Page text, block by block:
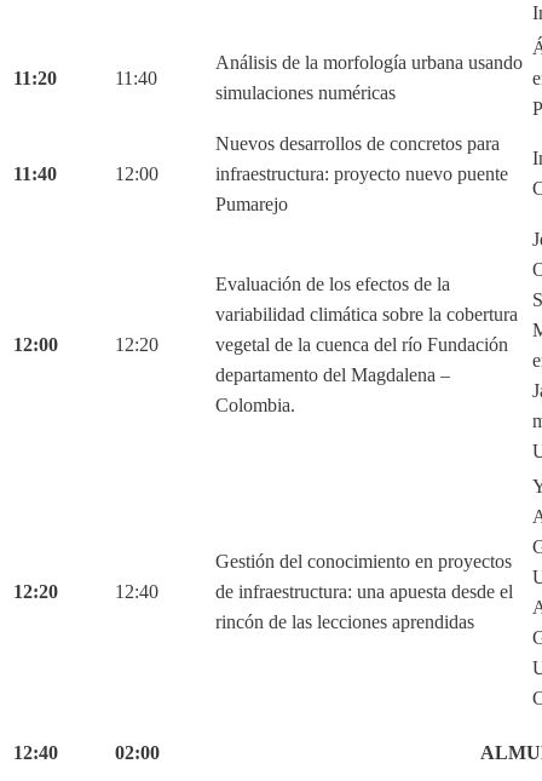
11:20 11:40
Análisis de la morfología urbana usando
simulaciones numéricas
11:40 12:00
Nuevos desarrollos de concretos para
infraestructura: proyecto nuevo puente
Pumarejo
12:00 12:20
Evaluación de los efectos de la
variabilidad climática sobre la cobertura
vegetal de la cuenca del río Fundación
departamento del Magdalena –
Colombia.
12:20 12:40
Gestión del conocimiento en proyectos
de infraestructura: una apuesta desde el
rincón de las lecciones aprendidas
12:40 02:00